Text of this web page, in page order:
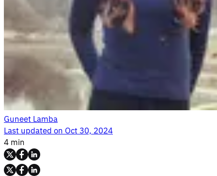
Guneet Lamba
Last updated onOct 30, 2024
4 min